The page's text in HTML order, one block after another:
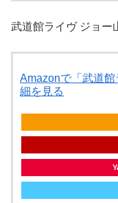
武道館ライヴ ジョー
Amazonで「武道
細を見る